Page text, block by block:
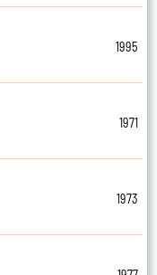
1995
1971
1973